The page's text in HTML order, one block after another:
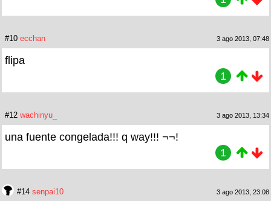
#10 ecchan 3 ago 2013, 07:48
flipa
1
#12 wachinyu_ 3 ago 2013, 13:34
una fuente congelada!!! q way!!! ¬¬!
1
#14 senpai10 3 ago 2013, 23:08